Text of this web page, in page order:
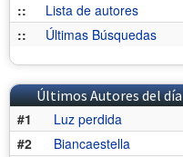
::
Lista de autores
::
Últimas Búsquedas
Últimos Autores del día
#1
Luz perdida
#2
Biancaestella